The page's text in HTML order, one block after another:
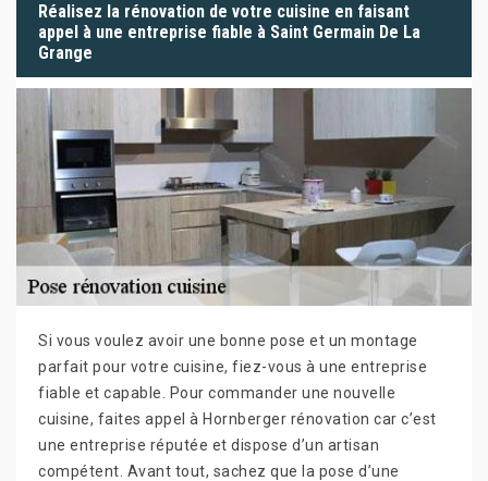
Réalisez la rénovation de votre cuisine en faisant
appel à une entreprise fiable à Saint Germain De La
Grange
Si vous voulez avoir une bonne pose et un montage
parfait pour votre cuisine, fiez-vous à une entreprise
fiable et capable. Pour commander une nouvelle
cuisine, faites appel à Hornberger rénovation car c’est
une entreprise réputée et dispose d’un artisan
compétent. Avant tout, sachez que la pose d’une